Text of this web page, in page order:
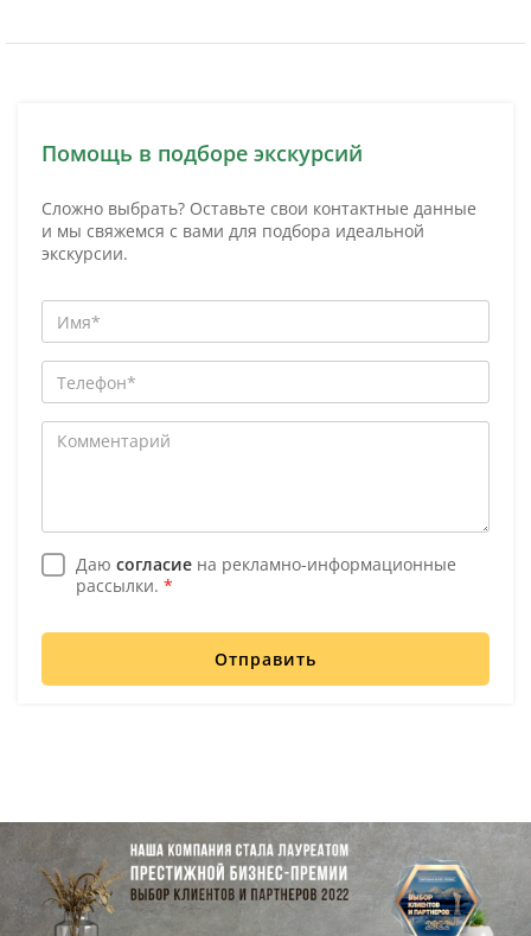
Помощь в подборе экскурсий
Сложно выбрать? Оставьте свои контактные данные
и мы свяжемся с вами для подбора идеальной
экскурсии.
Даю согласие на рекламно-информационные
рассылки. *
Отправить